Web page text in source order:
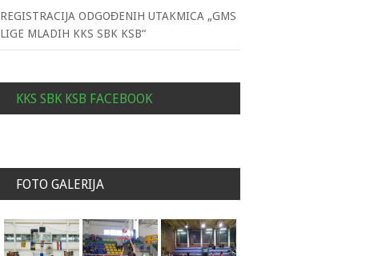
REGISTRACIJA ODGOĐENIH UTAKMICA „GMS
LIGE MLADIH KKS SBK KSB“
KKS SBK KSB FACEBOOK
FOTO GALERIJA